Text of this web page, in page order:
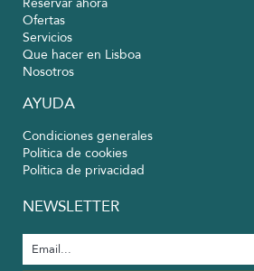
Ofertas
Servicios
Que hacer en Lisboa
Nosotros
AYUDA
Condiciones generales
Política de cookies
Política de privacidad
NEWSLETTER